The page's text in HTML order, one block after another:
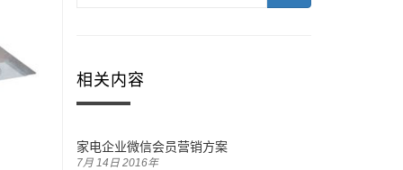
相关内容
家电企业微信会员营销方案
7月 14日 2016年